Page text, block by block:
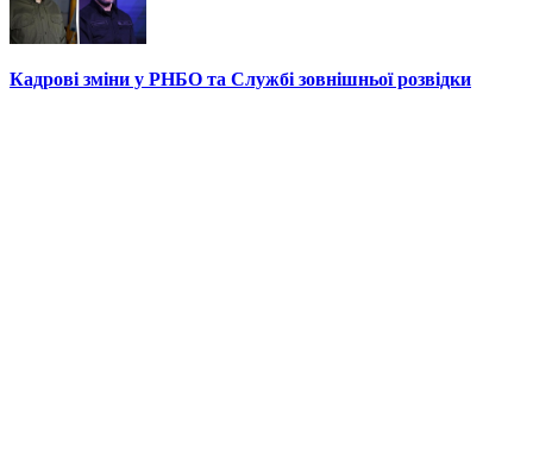
Кадрові зміни у РНБО та Службі зовнішньої розвідки